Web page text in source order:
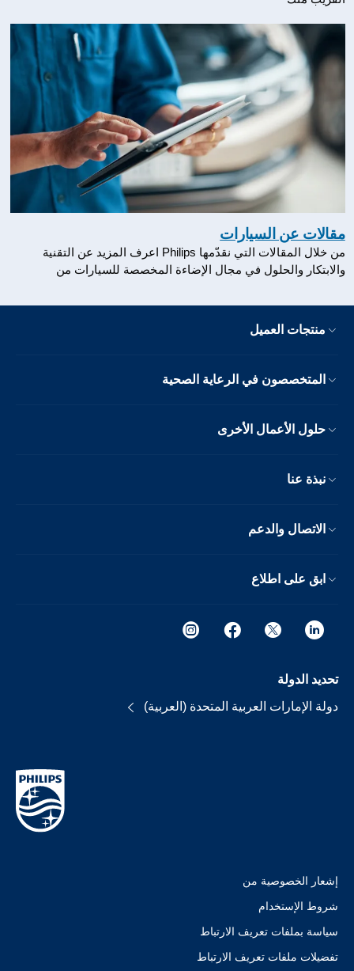
مقالات عن السيارات
من خلال المقالات التي نقدّمها Philips اعرف المزيد عن التقنية
والابتكار والحلول في مجال الإضاءة المخصصة للسيارات من
منتجات العميل
المتخصصون في الرعاية الصحية
حلول الأعمال الأخرى
نبذة عنا
الاتصال والدعم
ابق على اطلاع
تحديد الدولة
دولة الإمارات العربية المتحدة (العربية)
إشعار الخصوصية من
شروط الإستخدام
سياسة بملفات تعريف الارتباط
تفضيلات ملفات تعريف الارتباط